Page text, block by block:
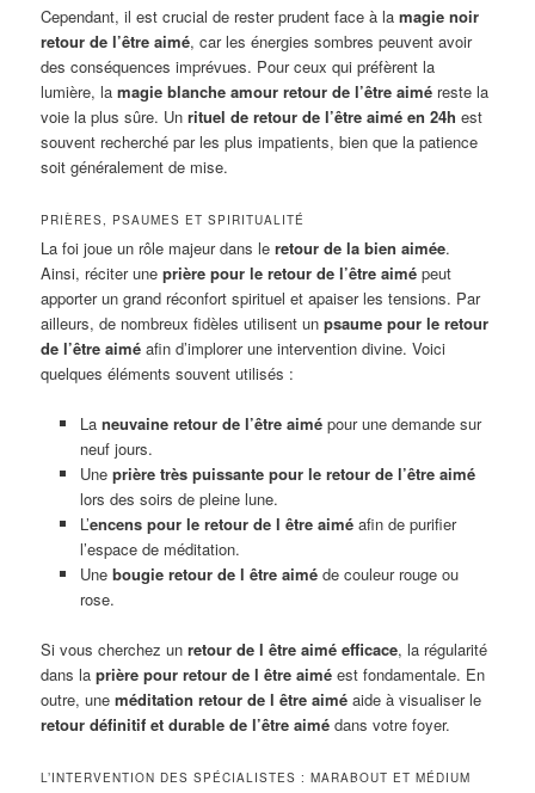
Cependant, il est crucial de rester prudent face à lamagie noir
retour de l’être aimé, car les énergies sombres peuvent avoir
des conséquences imprévues. Pour ceux qui préfèrent la
lumière, lamagie blanche amour retour de l’être aimé reste la
voie la plus sûre. Unrituel de retour de l’être aimé en 24h est
souvent recherché par les plus impatients, bien que la patience
soit généralement de mise.
PRIÈRES, PSAUMES ET SPIRITUALITÉ
La foi joue un rôle majeur dans leretour de la bien aimée.
Ainsi, réciter uneprière pour le retour de l’être aimé peut
apporter un grand réconfort spirituel et apaiser les tensions. Par
ailleurs, de nombreux fidèles utilisent unpsaume pour le retour
de l’être aimé afin d’implorer une intervention divine. Voici
quelques éléments souvent utilisés :
La neuvaine retour de l’être aimépour une demande sur
neuf jours.
Une prière très puissante pour le retour de l’être aimé
lors des soirs de pleine lune.
L’encens pour le retour de l être aiméafin de purifier
l’espace de méditation.
Une bougie retour de l être aiméde couleur rouge ou
rose.
Si vous cherchez unretour de l être aimé efficace, la régularité
dans laprière pour retour de l être aimé est fondamentale. En
outre, uneméditation retour de l être aimé aide à visualiser le
retour définitif et durable de l’être aimé dans votre foyer.
L’INTERVENTION DES SPÉCIALISTES : MARABOUT ET MÉDIUM